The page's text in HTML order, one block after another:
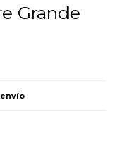
Grande